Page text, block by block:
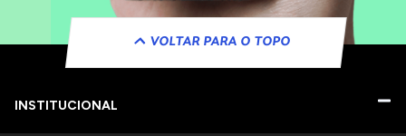
VOLTAR PARA O TOPO
INSTITUCIONAL